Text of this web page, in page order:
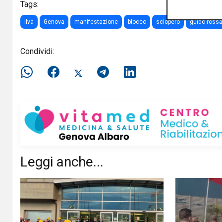
Tags:
ilva Genova manifestazione blocco sciopero guido rossa
Condividi:
Leggi anche...